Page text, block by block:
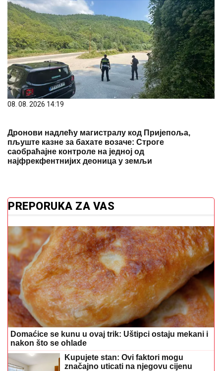
08. 08. 2026 14:19
Дронови надлећу магистралу код Пријепоља,
пљуште казне за бахате возаче: Строге
саобраћајне контроле на једној од
најфрекфентнијих деоница у земљи
PREPORUKA ZA VAS
Domaćice se kunu u ovaj trik: Uštipci ostaju mekani i
nakon što se ohlade
Kupujete stan: Ovi faktori mogu
značajno uticati na njegovu cijenu